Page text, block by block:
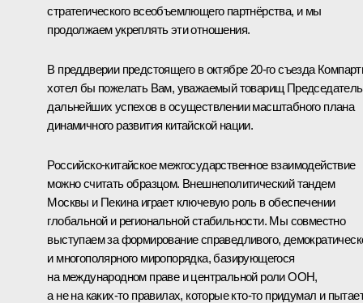
стратегического всеобъемлющего партнёрства, и мы
продолжаем укреплять эти отношения.
В преддверии предстоящего в октябре 20-го съезда
хотел бы пожелать Вам, уважаемый товарищ
дальнейших успехов в осуществлении масштабного плана
динамичного развития китайской нации.
Российско-китайское межгосударственное взаимодействие
можно считать образцом. Внешнеполитический тандем
Москвы и Пекина играет ключевую роль в обеспечении
глобальной и региональной стабильности. Мы совместно
выступаем за формирование справедливого,
и многополярного миропорядка, базирующегося
на международном праве и центральной роли ООН,
а не на каких-то правилах, которые кто-то придумал и